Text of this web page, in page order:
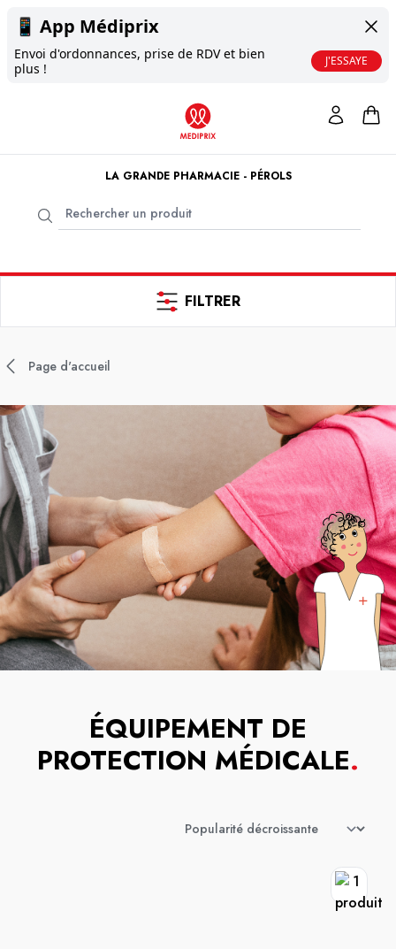
📱 App Médiprix
Envoi d'ordonnances, prise de RDV et bien
plus !
J'ESSAYE
LA GRANDE PHARMACIE - PÉROLS
FILTRER
Page d'accueil
ÉQUIPEMENT DE
PROTECTION MÉDICALE.